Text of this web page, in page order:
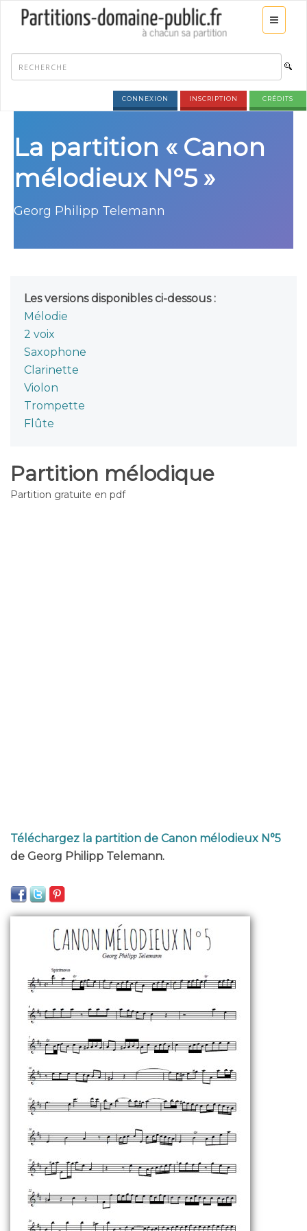
CONNEXION INSCRIPTION CRÉDITS
La partition « Canon
mélodieux N°5 »
Georg Philipp Telemann
Les versions disponibles ci-dessous :
Mélodie
2 voix
Saxophone
Clarinette
Violon
Trompette
Flûte
Partition mélodique
Partition gratuite en pdf
Téléchargez la partition de Canon mélodieux N°5
de Georg Philipp Telemann.